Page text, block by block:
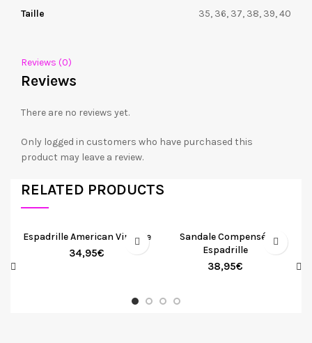
Taille 35, 36, 37, 38, 39, 40
Reviews (0)
Reviews
There are no reviews yet.
Only logged in customers who have purchased this
product may leave a review.
RELATED PRODUCTS
Espadrille American Vintage
34,95€
Sandale Compensée
Espadrille
38,95€